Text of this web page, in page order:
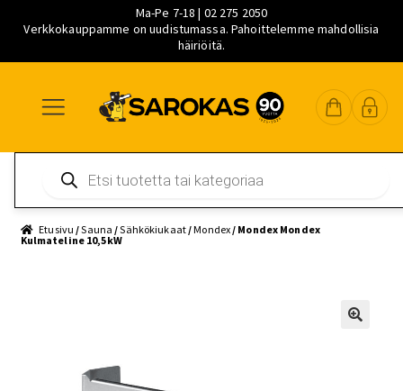
Ma-Pe 7-18 | 02 275 2050
Verkkokauppamme on uudistumassa. Pahoittelemme mahdollisia
häiriöitä.
navigointiin
sisältöön
pääsisältöön
search
Etusivu /Sauna /Sähkökiukaat/Mondex / Mondex Mondex
Kulmateline 10,5kW